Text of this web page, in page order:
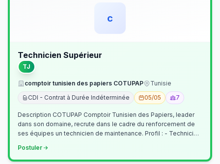
c
Technicien Supérieur
TJ
comptoir tunisien des papiers COTUPAP
Tunisie
CDI - Contrat à Durée Indéterminée
05/05 7
Description COTUPAP Comptoir Tunisien des Papiers, leader
dans son domaine, recrute dans le cadre du renforcement de
ses équipes un technicien de maintenance. Profil : - Technicien
Postuler